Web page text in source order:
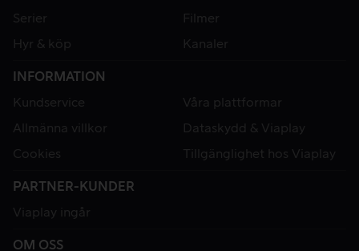
Serier
Filmer
Hyr & köp
Kanaler
INFORMATION
Kundservice
Våra plattformar
Allmänna villkor
Dataskydd & Viaplay
Cookies
Tillgänglighet hos Viaplay
PARTNER-KUNDER
Viaplay ingår
OM OSS